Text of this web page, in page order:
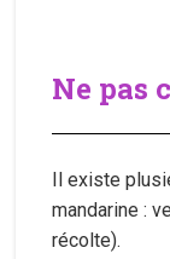
Ne pas
Il existe
mandarine :
récolte).